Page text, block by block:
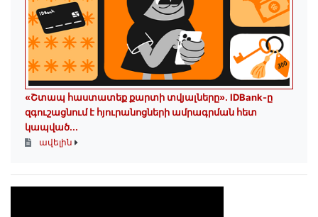
«Շտապ հաստատեք քարտի տվյալները»․ IDBank-ը
զգուշացնում է հյուրանոցների ամրագրման հետ
կապված...
ավելին